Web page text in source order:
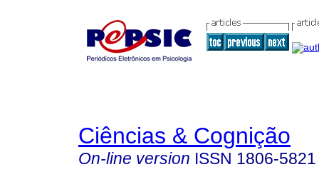
Ciências & Cognição
On-line version ISSN 1806-5821